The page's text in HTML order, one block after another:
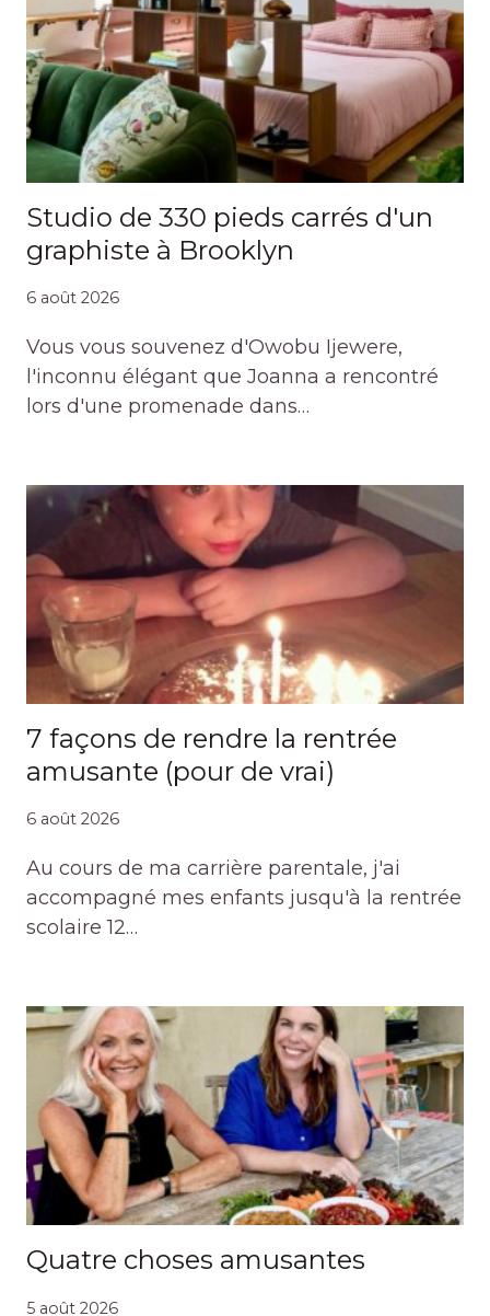
Studio de 330 pieds carrés d'un
graphiste à Brooklyn
6 août 2026
Vous vous souvenez d'Owobu Ijewere,
l'inconnu élégant que Joanna a rencontré
lors d'une promenade dans…
7 façons de rendre la rentrée
amusante (pour de vrai)
6 août 2026
Au cours de ma carrière parentale, j'ai
accompagné mes enfants jusqu'à la rentrée
scolaire 12…
Quatre choses amusantes
5 août 2026